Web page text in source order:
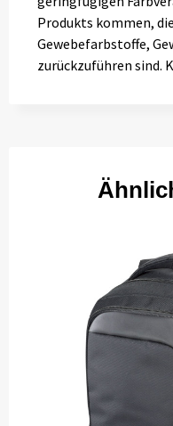
Produkts kommen,
Gewebefarbstoffe,
zurückzuführen sind.